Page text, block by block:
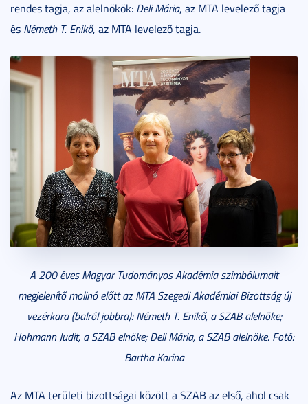
rendes tagja, az alelnökök: Deli Mária, az MTA levelező tagja
és Németh T. Enikő, az MTA levelező tagja.
A 200 éves Magyar Tudományos Akadémia szimbólumait
megjelenítő molinó előtt az MTA Szegedi Akadémiai Bizottság új
vezérkara (balról jobbra): Németh T. Enikő, a SZAB alelnöke;
Hohmann Judit, a SZAB elnöke; Deli Mária, a SZAB alelnöke. Fotó:
Bartha Karina
Az MTA területi bizottságai között a SZAB az első, ahol csak